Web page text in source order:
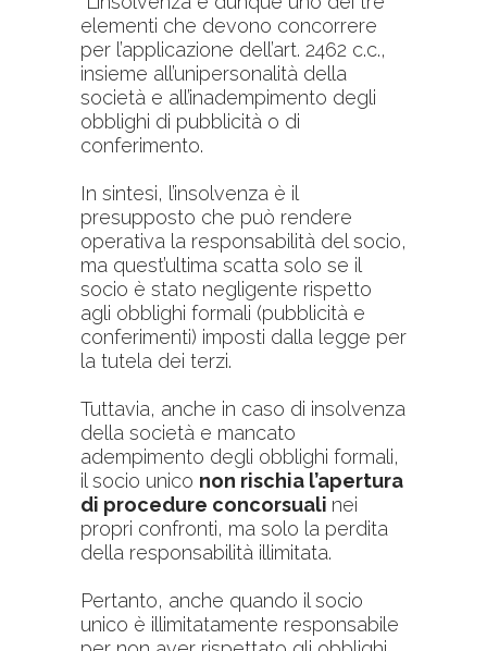
elementi che devono concorrere
per l’applicazione dell’art. 2462 c.c.,
insieme all’unipersonalità della
società e all’inadempimento degli
obblighi di pubblicità o di
conferimento.
In sintesi, l’insolvenza è il
presupposto che può rendere
operativa la responsabilità del socio,
ma quest’ultima scatta solo se il
socio è stato negligente rispetto
agli obblighi formali (pubblicità e
conferimenti) imposti dalla legge per
la tutela dei terzi.
Tuttavia, anche in caso di insolvenza
della società e mancato
adempimento degli obblighi formali,
il socio unico non rischia l’apertura
di procedure concorsuali nei
propri confronti, ma solo la perdita
della responsabilità illimitata.
Pertanto, anche quando il socio
unico è illimitatamente responsabile